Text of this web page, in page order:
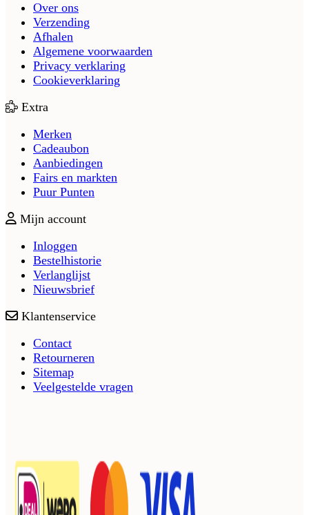
Over ons
Verzending
Afhalen
Algemene voorwaarden
Privacy verklaring
Cookieverklaring
Extra
Merken
Cadeaubon
Aanbiedingen
Fairs en markten
Puur Punten
Mijn account
Inloggen
Bestelhistorie
Verlanglijst
Nieuwsbrief
Klantenservice
Contact
Retourneren
Sitemap
Veelgestelde vragen